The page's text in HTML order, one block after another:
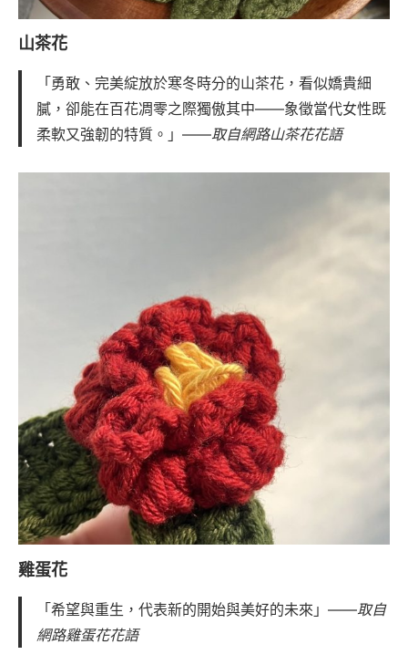
山茶花
「勇敢、完美綻放於寒冬時分的山茶花，看似嬌貴細
膩，卻能在百花凋零之際獨傲其中——象徵當代女性既
柔軟又強韌的特質。」——取自網路山茶花花語
雞蛋花
「希望與重生，代表新的開始與美好的未來」——取自
網路雞蛋花花語